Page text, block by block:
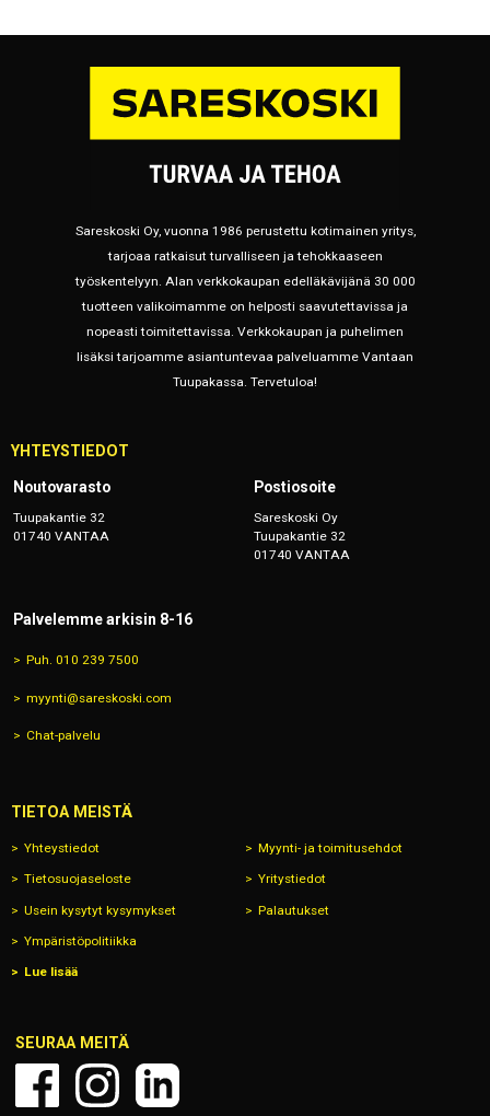
Sareskoski Oy, vuonna 1986 perustettu kotimainen yritys,
tarjoaa ratkaisut turvalliseen ja tehokkaaseen
työskentelyyn. Alan verkkokaupan edelläkävijänä 30 000
tuotteen valikoimamme on helposti saavutettavissa ja
nopeasti toimitettavissa. Verkkokaupan ja puhelimen
lisäksi tarjoamme asiantuntevaa palveluamme Vantaan
Tuupakassa. Tervetuloa!
YHTEYSTIEDOT
Noutovarasto
Tuupakantie 32
01740 VANTAA
Postiosoite
Sareskoski Oy
Tuupakantie 32
01740 VANTAA
Palvelemme arkisin 8-16
Puh. 010 239 7500
myynti@sareskoski.com
Chat-palvelu
TIETOA MEISTÄ
Yhteystiedot Myynti- ja toimitusehdot
Tietosuojaseloste Yritystiedot
Usein kysytyt kysymykset Palautukset
Ympäristöpolitiikka
Lue lisää
SEURAA MEITÄ